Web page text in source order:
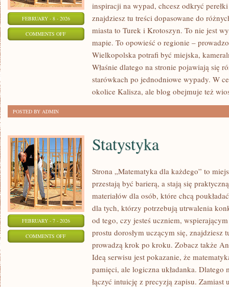
FEBRUARY - 8 - 2026
COMMENTS OFFON
KROTOSZYN
inspiracji na wypad, chcesz odkryć
znajdziesz tu treści dopasowane do
miasta to Turek i Krotoszyn. To nie jest
mapie. To opowieść o regionie –
Wielkopolska potrafi być miejska,
Właśnie dlatego na stronie pojawiają się
starówkach po jednodniowe wypady. W
okolice Kalisza, ale blog obejmuje też
POSTED BY ADMIN
FEBRUARY - 7 - 2026
COMMENTS OFFON
STATYSTYKA
Statystyka
Strona „Matematyka dla każdego” to
przestają być barierą, a stają się
materiałów dla osób, które chcą
dla tych, którzy potrzebują utrwalenia
od tego, czy jesteś uczniem,
prostu dorosłym uczącym się, znajdziesz
prowadzą krok po kroku. Zobacz także
Ideą serwisu jest pokazanie, że
pamięci, ale logiczna układanka. Dlatego
łączyć intuicję z precyzją zapisu. Zamiast